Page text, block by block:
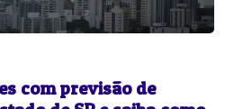
com previsão de